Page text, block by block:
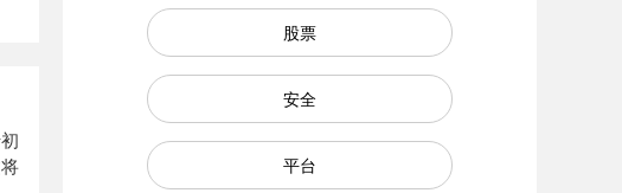
股票
安全
平台